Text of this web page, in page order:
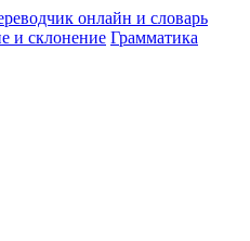
и склонение Грамматика